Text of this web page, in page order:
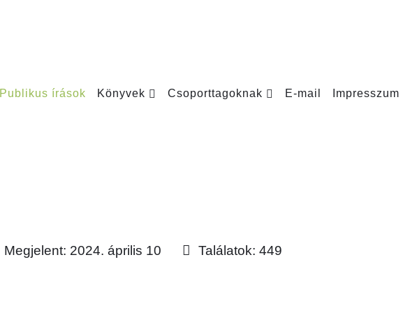
Publikus írások Könyvek Csoporttagoknak E-mail
Impresszum
Megjelent: 2024. április 10 Találatok: 449